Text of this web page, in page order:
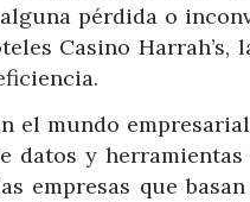
pérdida o
Casino
el mundo
datos y
empresas que